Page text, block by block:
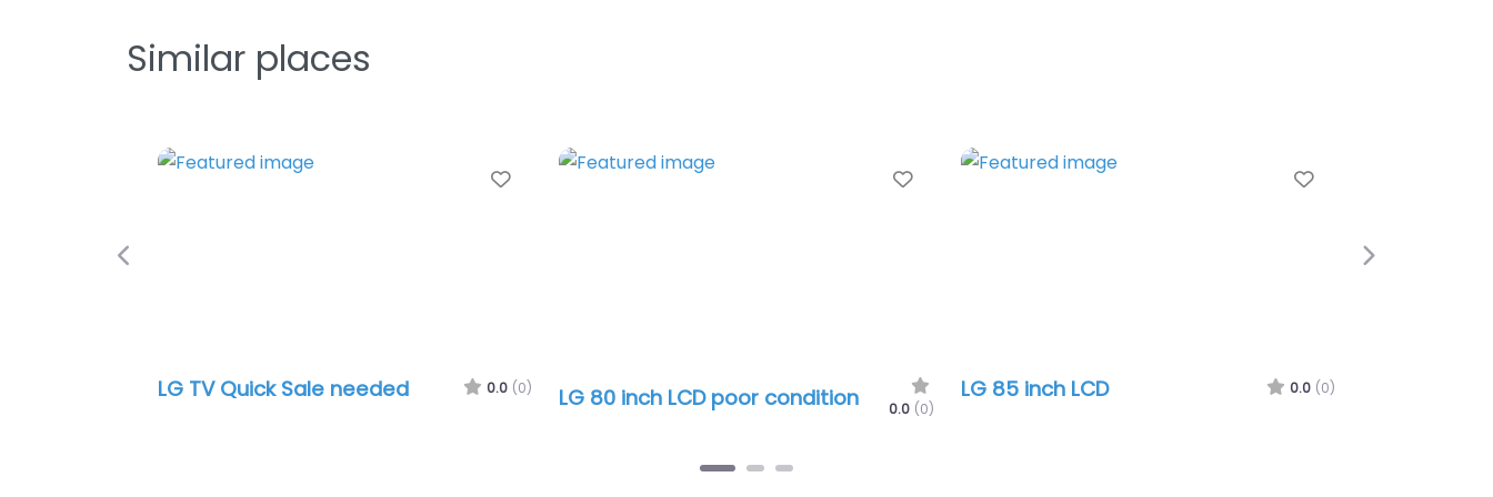
Similar places
Favorite
0.0 (0)
Favorite
Samsung 65 inch OLED 0.0 (0)
Favorite
Samsung 55 inch tv 0.0 (0) Huawei P10 Lite
Previous Next